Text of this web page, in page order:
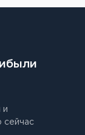
и
сейчас